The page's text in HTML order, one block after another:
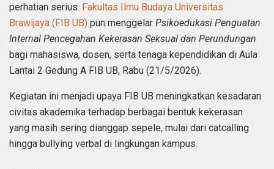
perhatian serius. Fakultas Ilmu Budaya Universitas
Brawijaya (FIB UB) pun menggelar Psikoedukasi Penguatan
Internal Pencegahan Kekerasan Seksual dan Perundungan
bagi mahasiswa, dosen, serta tenaga kependidikan di Aula
Lantai 2 Gedung A FIB UB, Rabu (21/5/2026).
Kegiatan ini menjadi upaya FIB UB meningkatkan kesadaran
civitas akademika terhadap berbagai bentuk kekerasan
yang masih sering dianggap sepele, mulai dari catcalling
hingga bullying verbal di lingkungan kampus.